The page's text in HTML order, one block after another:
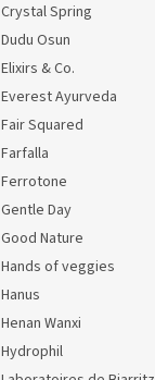
Crystal Spring
Dudu Osun
Elixirs & Co.
Everest Ayurveda
Fair Squared
Farfalla
Ferrotone
Gentle Day
Good Nature
Hands of veggies
Hanus
Henan Wanxi
Hydrophil